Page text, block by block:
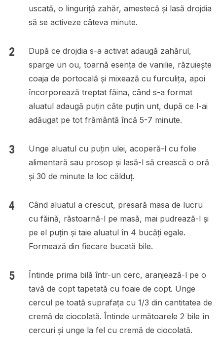
uscată, o linguriță zahăr, amestecă și lasă drojdia
să se activeze câteva minute.
După ce drojdia s-a activat adaugă zahărul,
sparge un ou, toarnă esența de vanilie, răzuiește
coaja de portocală și mixează cu furculița, apoi
încorporează treptat făina, când s-a format
aluatul adaugă puțin câte puțin unt, după ce l-ai
adăugat pe tot frământă încă 5-7 minute.
Unge aluatul cu puțin ulei, acoperă-l cu folie
alimentară sau prosop și lasă-l să crească o oră
și 30 de minute la loc călduț.
Când aluatul a crescut, presară masa de lucru
cu făină, răstoarnă-l pe masă, mai pudrează-l și
pe el puțin și taie aluatul în 4 bucăți egale.
Formează din fiecare bucată bile.
Întinde prima bilă într-un cerc, aranjează-l pe o
tavă de copt tapetată cu foaie de copt. Unge
cercul pe toată suprafața cu 1/3 din cantitatea de
cremă de ciocolată. Întinde următoarele 2 bile în
cercuri și unge la fel cu cremă de ciocolată.